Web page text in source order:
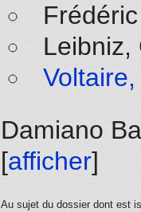
Leibniz,
Damiano
[afficher]
Au sujet du dossier dont est